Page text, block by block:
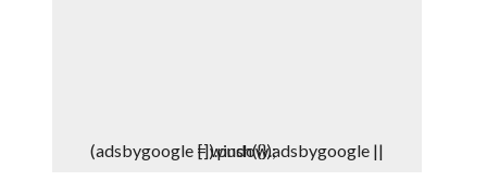
(adsbygoogle = window.adsbygoogle || []).push({});